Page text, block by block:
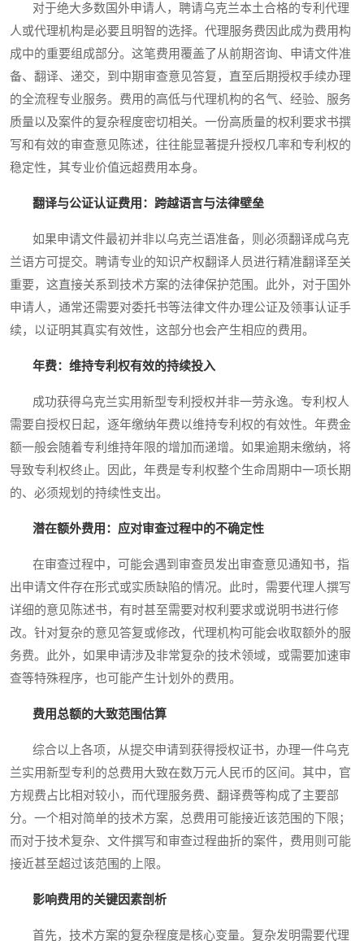
对于绝大多数国外申请人，聘请乌克兰本土合格的专利代理
人或代理机构是必要且明智的选择。代理服务费因此成为费用构
成中的重要组成部分。这笔费用覆盖了从前期咨询、申请文件准
备、翻译、递交，到中期审查意见答复，直至后期授权手续办理
的全流程专业服务。费用的高低与代理机构的名气、经验、服务
质量以及案件的复杂程度密切相关。一份高质量的权利要求书撰
写和有效的审查意见陈述，往往能显著提升授权几率和专利权的
稳定性，其专业价值远超费用本身。
翻译与公证认证费用：跨越语言与法律壁垒
如果申请文件最初并非以乌克兰语准备，则必须翻译成乌克
兰语方可提交。聘请专业的知识产权翻译人员进行精准翻译至关
重要，这直接关系到技术方案的法律保护范围。此外，对于国外
申请人，通常还需要对委托书等法律文件办理公证及领事认证手
续，以证明其真实有效性，这部分也会产生相应的费用。
年费：维持专利权有效的持续投入
成功获得乌克兰实用新型专利授权并非一劳永逸。专利权人
需要自授权日起，逐年缴纳年费以维持专利权的有效性。年费金
额一般会随着专利维持年限的增加而递增。如果逾期未缴纳，将
导致专利权终止。因此，年费是专利权整个生命周期中一项长期
的、必须规划的持续性支出。
潜在额外费用：应对审查过程中的不确定性
在审查过程中，可能会遇到审查员发出审查意见通知书，指
出申请文件存在形式或实质缺陷的情况。此时，需要代理人撰写
详细的意见陈述书，有时甚至需要对权利要求或说明书进行修
改。针对复杂的意见答复或修改，代理机构可能会收取额外的服
务费。此外，如果申请涉及非常复杂的技术领域，或需要加速审
查等特殊程序，也可能产生计划外的费用。
费用总额的大致范围估算
综合以上各项，从提交申请到获得授权证书，办理一件乌克
兰实用新型专利的总费用大致在数万元人民币的区间。其中，官
方规费占比相对较小，而代理服务费、翻译费等构成了主要部
分。一个相对简单的技术方案，总费用可能接近该范围的下限；
而对于技术复杂、文件撰写和审查过程曲折的案件，费用则可能
接近甚至超过该范围的上限。
影响费用的关键因素剖析
首先，技术方案的复杂程度是核心变量。复杂发明需要代理